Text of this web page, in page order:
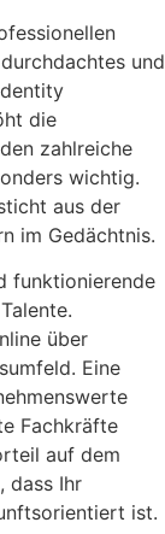
und
die
zahlreiche
wichtig.
aus der
im Gedächtnis.
funktionierende
über
Eine
Fachkräfte
auf dem
dass Ihr
ist.